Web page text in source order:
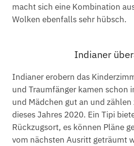
macht sich eine Kombination
Wolken ebenfalls sehr hübsch.
Indianer
Indianer erobern das
und Traumfänger kamen schon
und Mädchen gut an und zählen
dieses Jahres 2020. Ein Tipi
Rückzugsort, es können Pläne
vom nächsten Ausritt geträumt